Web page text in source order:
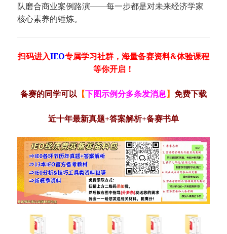
队磨合商业案例路演——每一步都是对未来经济学家
核心素养的锤炼。
扫码进入IEO专属学习社群，海量备赛资料&体验课程
等你开启！
备赛的同学可以 【下图示例分多条发消息】 免费下载
近十年最新真题+答案解析+备赛书单